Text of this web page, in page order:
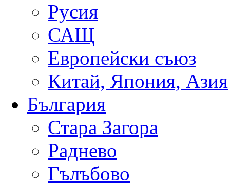
Русия
САЩ
Европейски съюз
Китай, Япония, Азия
България
Стара Загора
Раднево
Гълъбово